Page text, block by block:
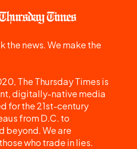
the news. We make the
The Thursday Times is
digitally-native media
for the 21st-century
from D.C. to
beyond. We are
who trade in lies.